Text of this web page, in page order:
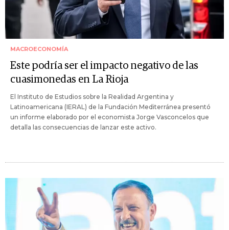
MACROECONOMÍA
Este podría ser el impacto negativo de las
cuasimonedas en La Rioja
El Instituto de Estudios sobre la Realidad Argentina y
Latinoamericana (IERAL) de la Fundación Mediterránea presentó
un informe elaborado por el economista Jorge Vasconcelos que
detalla las consecuencias de lanzar este activo.